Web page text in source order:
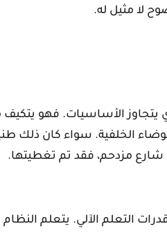
لا مثيل له.
يتجاوز الأساسيات. فهو يتكيف
الخلفية. سواء كان ذلك
شارع مزدحم، فقد تم تغطيتها.
التعلم الآلي. يتعلم